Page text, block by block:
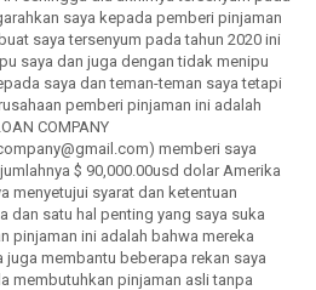
saya kepada pemberi pinjaman
saya tersenyum pada tahun 2020 ini
saya dan juga dengan tidak menipu
saya dan teman-teman saya tetapi
pemberi pinjaman ini adalah
COMPANY
memberi saya
$ 90,000.00usd dolar Amerika
menyetujui syarat dan ketentuan
dan satu hal penting yang saya suka
pinjaman ini adalah bahwa mereka
juga membantu beberapa rekan saya
membutuhkan pinjaman asli tanpa